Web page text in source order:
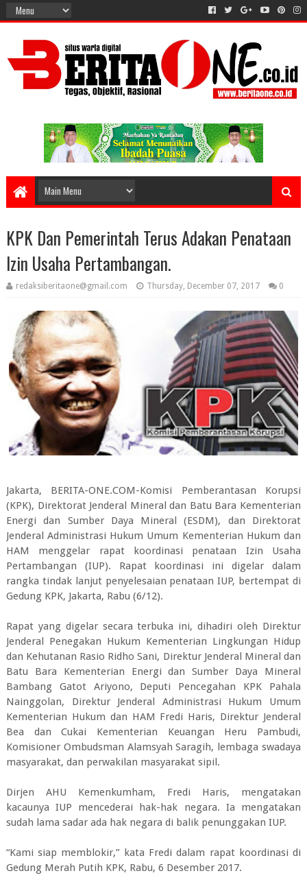
KPK Dan Pemerintah Terus Adakan Penataan
Izin Usaha Pertambangan.
redaksiberitaone@gmail.com Thursday, December 07, 2017 0
Jakarta, BERITA-ONE.COM-Komisi Pemberantasan Korupsi
(KPK), Direktorat Jenderal Mineral dan Batu Bara Kementerian
Energi dan Sumber Daya Mineral (ESDM), dan Direktorat
Jenderal Administrasi Hukum Umum Kementerian Hukum dan
HAM menggelar rapat koordinasi penataan Izin Usaha
Pertambangan (IUP). Rapat koordinasi ini digelar dalam
rangka tindak lanjut penyelesaian penataan IUP, bertempat di
Gedung KPK, Jakarta, Rabu (6/12).
Rapat yang digelar secara terbuka ini, dihadiri oleh Direktur
Jenderal Penegakan Hukum Kementerian Lingkungan Hidup
dan Kehutanan Rasio Ridho Sani, Direktur Jenderal Mineral dan
Batu Bara Kementerian Energi dan Sumber Daya Mineral
Bambang Gatot Ariyono, Deputi Pencegahan KPK Pahala
Nainggolan, Direktur Jenderal Administrasi Hukum Umum
Kementerian Hukum dan HAM Fredi Haris, Direktur Jenderal
Bea dan Cukai Kementerian Keuangan Heru Pambudi,
Komisioner Ombudsman Alamsyah Saragih, lembaga swadaya
masyarakat, dan perwakilan masyarakat sipil.
Dirjen AHU Kemenkumham, Fredi Haris, mengatakan
kacaunya IUP mencederai hak-hak negara. Ia mengatakan
sudah lama sadar ada hak negara di balik penunggakan IUP.
“Kami siap memblokir,” kata Fredi dalam rapat koordinasi di
Gedung Merah Putih KPK, Rabu, 6 Desember 2017.